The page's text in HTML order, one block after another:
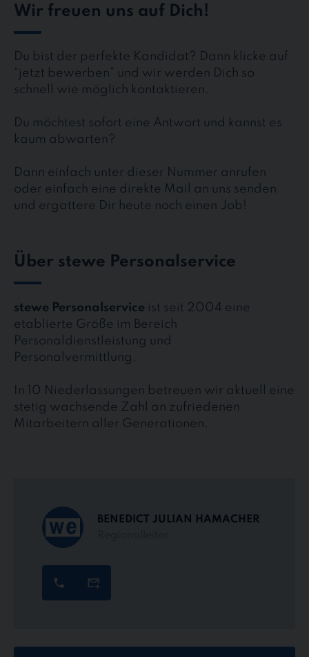
Wir freuen uns auf Dich!
Du bist der perfekte Kandidat? Dann klicke auf
“jetzt bewerben” und wir werden Dich so
schnell wie möglich kontaktieren.
Du möchtest sofort eine Antwort und kannst es
kaum abwarten?
Dann einfach unter dieser Nummer anrufen
oder einfach eine direkte Mail an uns senden
und ergattere Dir heute noch einen Job!
Über stewe Personalservice
stewe Personalservice ist seit 2004 eine
etablierte Größe im Bereich
Personaldienstleistung und
Personalvermittlung.
In 10 Niederlassungen betreuen wir aktuell eine
stetig wachsende Zahl an zufriedenen
Mitarbeitern aller Generationen.
BENEDICT JULIAN HAMACHER